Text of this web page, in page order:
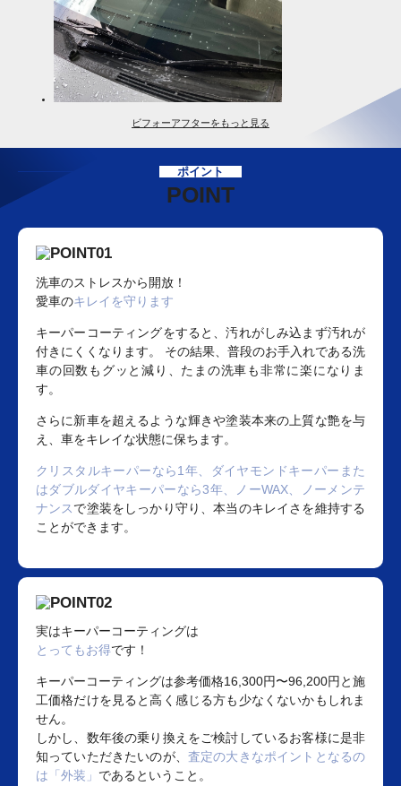
ビフォーアフターをもっと見る
ポイント
POINT
洗車のストレスから開放！
愛車のキレイを守ります
キーパーコーティングをすると、汚れがしみ込まず汚れが
付きにくくなります。 その結果、普段のお手入れである洗
車の回数もグッと減り、たまの洗車も非常に楽になりま
す。
さらに新車を超えるような輝きや塗装本来の上質な艶を与
え、車をキレイな状態に保ちます。
クリスタルキーパーなら1年、ダイヤモンドキーパーまた
はダブルダイヤキーパーなら3年、ノーWAX、ノーメンテ
ナンスで塗装をしっかり守り、本当のキレイさを維持する
ことができます。
実はキーパーコーティングは
とってもお得です！
キーパーコーティングは参考価格16,300円〜96,200円と施
工価格だけを見ると高く感じる方も少なくないかもしれま
せん。
しかし、数年後の乗り換えをご検討しているお客様に是非
知っていただきたいのが、 査定の大きなポイントとなるの
は「外装」 であるということ。